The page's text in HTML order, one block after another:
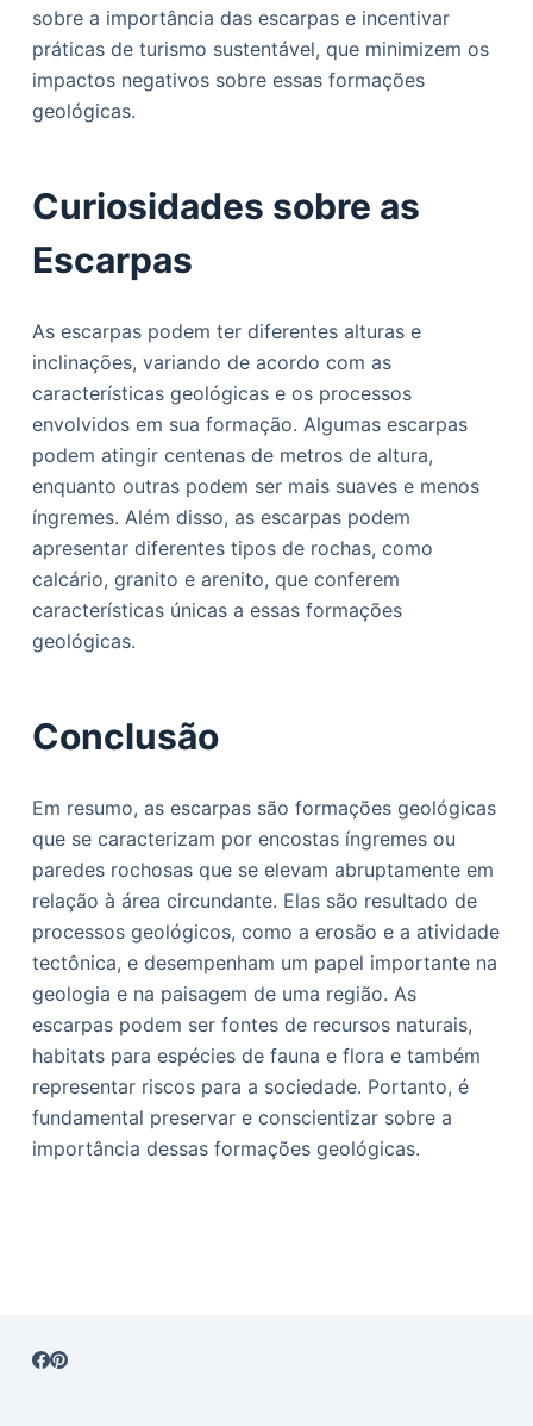
sobre a importância das escarpas e incentivar
práticas de turismo sustentável, que minimizem os
impactos negativos sobre essas formações
geológicas.
Curiosidades sobre as
Escarpas
As escarpas podem ter diferentes alturas e
inclinações, variando de acordo com as
características geológicas e os processos
envolvidos em sua formação. Algumas escarpas
podem atingir centenas de metros de altura,
enquanto outras podem ser mais suaves e menos
íngremes. Além disso, as escarpas podem
apresentar diferentes tipos de rochas, como
calcário, granito e arenito, que conferem
características únicas a essas formações
geológicas.
Conclusão
Em resumo, as escarpas são formações geológicas
que se caracterizam por encostas íngremes ou
paredes rochosas que se elevam abruptamente em
relação à área circundante. Elas são resultado de
processos geológicos, como a erosão e a atividade
tectônica, e desempenham um papel importante na
geologia e na paisagem de uma região. As
escarpas podem ser fontes de recursos naturais,
habitats para espécies de fauna e flora e também
representar riscos para a sociedade. Portanto, é
fundamental preservar e conscientizar sobre a
importância dessas formações geológicas.